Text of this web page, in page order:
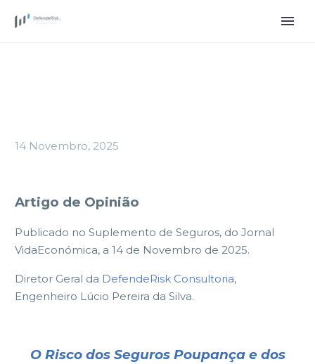
14 Novembro, 2025
Artigo de Opinião
Publicado no Suplemento de Seguros, do Jornal
VidaEconómica, a 14 de Novembro de 2025.
Diretor Geral da DefendeRisk Consultoria,
Engenheiro Lúcio Pereira da Silva.
O Risco dos Seguros Poupança e dos